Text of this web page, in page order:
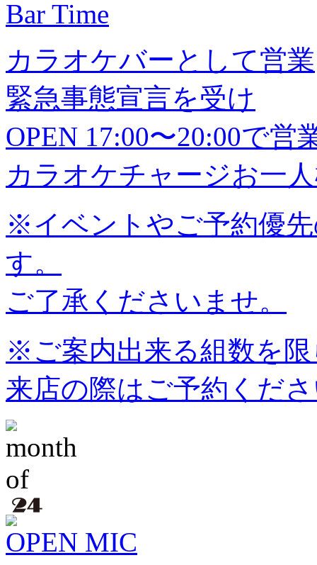
Bar Time
カラオケバーとして営業
緊急事態宣言を受け
OPEN 17:00〜20:00で営
カラオケチャージお一
※イベントやご予約優
す。
ご了承くださいませ。
※ご案内出来る組数を
来店の際はご予約くだ
OPEN MIC